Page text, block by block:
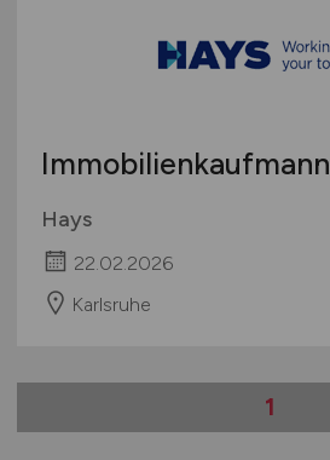
Immobilienkaufmann
Hays
22.02.2026
Karlsruhe
1